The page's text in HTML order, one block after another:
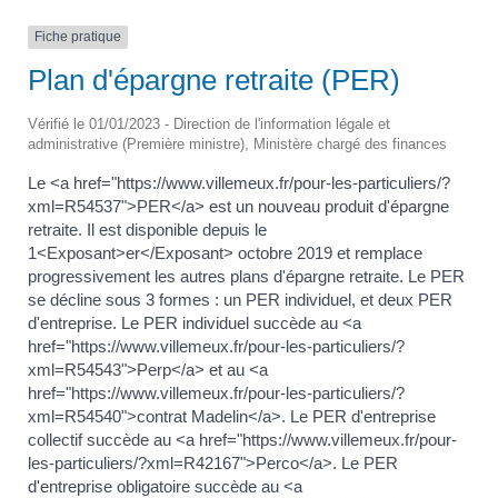
Fiche pratique
Plan d'épargne retraite (PER)
Vérifié le 01/01/2023 - Direction de l'information légale et
administrative (Première ministre), Ministère chargé des finances
Le <a href="https://www.villemeux.fr/pour-les-particuliers/?
xml=R54537">PER</a> est un nouveau produit d'épargne
retraite. Il est disponible depuis le
1<Exposant>er</Exposant> octobre 2019 et remplace
progressivement les autres plans d'épargne retraite. Le PER
se décline sous 3 formes : un PER individuel, et deux PER
d'entreprise. Le PER individuel succède au <a
href="https://www.villemeux.fr/pour-les-particuliers/?
xml=R54543">Perp</a> et au <a
href="https://www.villemeux.fr/pour-les-particuliers/?
xml=R54540">contrat Madelin</a>. Le PER d'entreprise
collectif succède au <a href="https://www.villemeux.fr/pour-
les-particuliers/?xml=R42167">Perco</a>. Le PER
d'entreprise obligatoire succède au <a